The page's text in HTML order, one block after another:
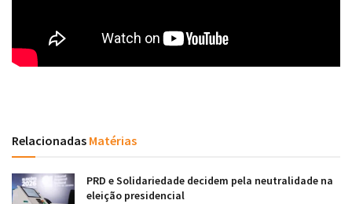
Relacionadas Matérias
PRD e Solidariedade decidem pela neutralidade na
eleição presidencial